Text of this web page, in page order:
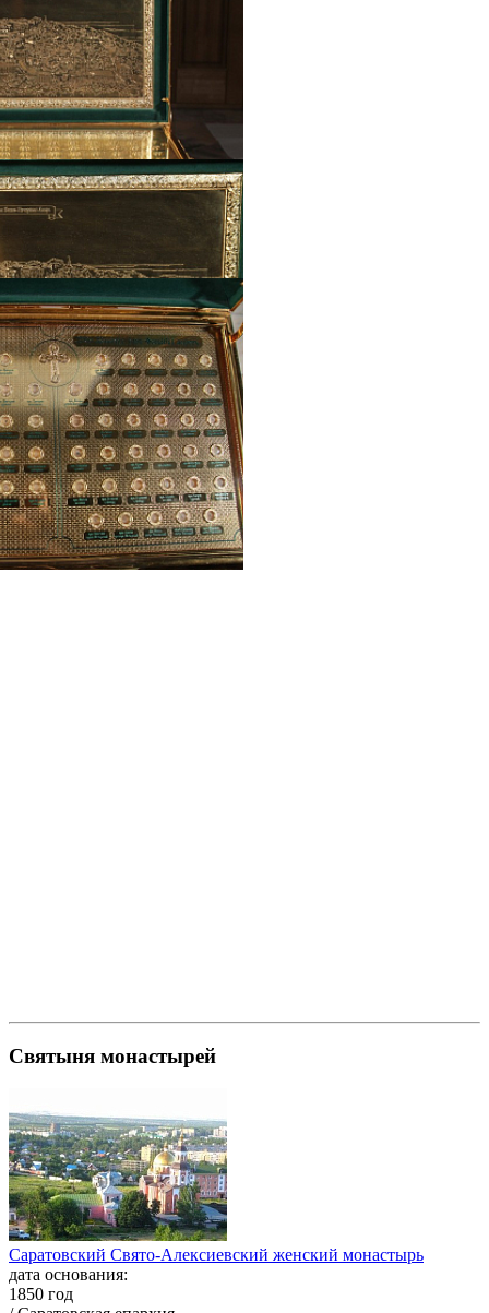
49. Прп. Феофил
Галерея
Святыня монастырей
Саратовский Свято-Алексиевский женский монастырь
дата основания:
1850 год